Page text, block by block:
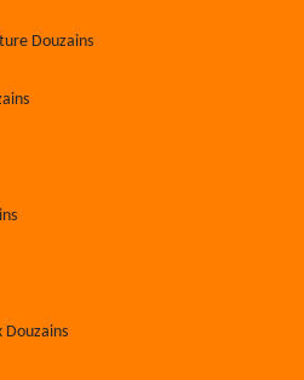
Douzains
Douzains